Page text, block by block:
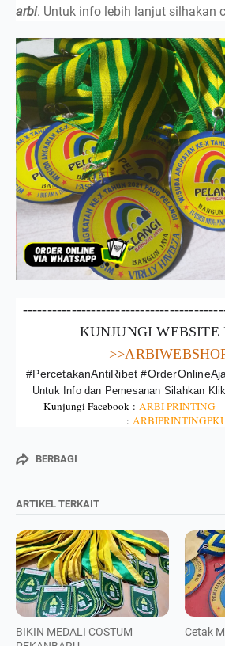
arbi. Untuk info lebih lanjut silhakan
#PercetakanAntiRibet
Untuk Info dan Pemesanan Silahkan Klik
Kunjungi Facebook : ARBI PRINTING-
:
BERBAGI
ARTIKEL TERKAIT
BIKIN MEDALI COSTUM
Cetak